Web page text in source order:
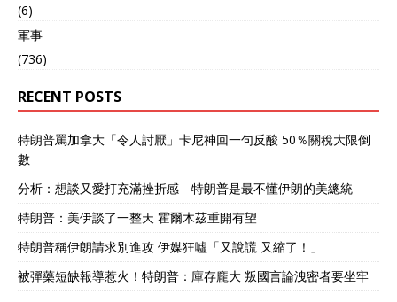
(6)
軍事
(736)
RECENT POSTS
特朗普罵加拿大「令人討厭」卡尼神回一句反酸 50％關稅大限倒
數
分析：想談又愛打充滿挫折感 特朗普是最不懂伊朗的美總統
特朗普：美伊談了一整天 霍爾木茲重開有望
特朗普稱伊朗請求別進攻 伊媒狂噓「又說謊 又縮了！」
被彈藥短缺報導惹火！特朗普：庫存龐大 叛國言論洩密者要坐牢